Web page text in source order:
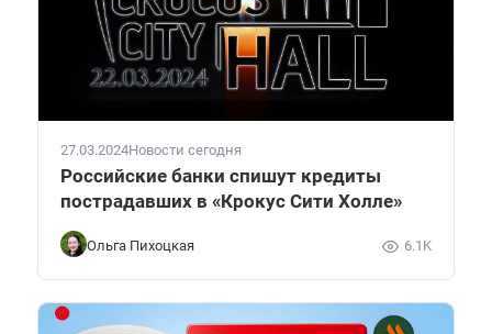
27.03.2024Новости сегодня
Российские банки спишут кредиты
пострадавших в «Крокус Сити Холле»
Ольга Пихоцкая 6.1K